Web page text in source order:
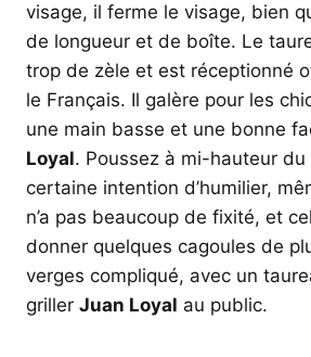
visage, il ferme le visage, bien
de longueur et de boîte. Le
trop de zèle et est réceptionné
le Français. Il galère pour les
une main basse et une bonne
Loyal. Poussez à mi-hauteur du
certaine intention d’humilier,
n’a pas beaucoup de fixité, et
donner quelques cagoules de
verges compliqué, avec un
griller Juan Loyal au public.